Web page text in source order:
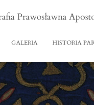
Prawosławna
GALERIA HISTORIA